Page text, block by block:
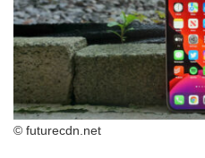
© futurecdn.net